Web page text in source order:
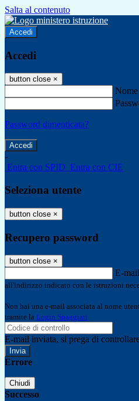
Salta al contenuto
Accedi
Accedi
button close ×
Password dimenticata?
-
Entra con SPID Entra con CIE
Seleziona utente
button close ×
Recupero password
button close ×
E-mail
all'indirizzo indicato con le istruzioni
Non hai una e-mail associata al nome
tramite la Login Spaggiari
E-mail inviata, si prega di
Errore
Chiudi
Successo